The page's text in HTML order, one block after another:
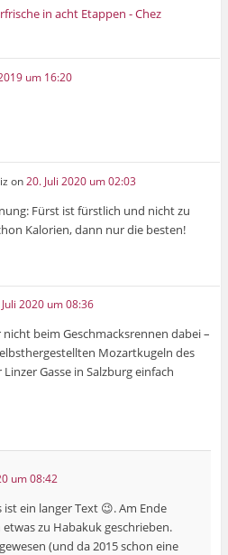
in acht Etappen - Chez
um 16:20
on20. Juli 2020 um 02:03
Fürst ist fürstlich und nicht zu
Kalorien, dann nur die besten!
2020 um 08:36
nicht beim Geschmacksrennen dabei –
Mozartkugeln des
Gasse in Salzburg einfach
um 08:42
ist ein langer Text 😉. Am Ende
zu Habakuk geschrieben.
(und da 2015 schon eine